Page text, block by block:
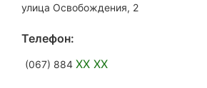
улица Освобождения, 2
Телефон:
(067) 884 XX XX